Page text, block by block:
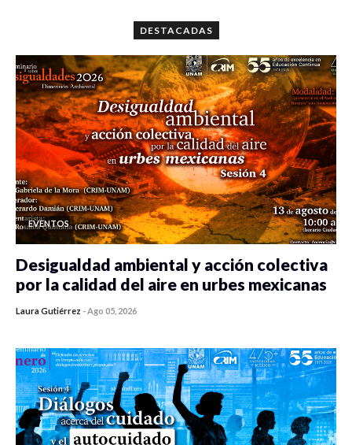
DESTACADAS
EVENTOS
Desigualdad ambiental y acción colectiva
por la calidad del aire en urbes mexicanas
Laura Gutiérrez -Ago 05, 2026